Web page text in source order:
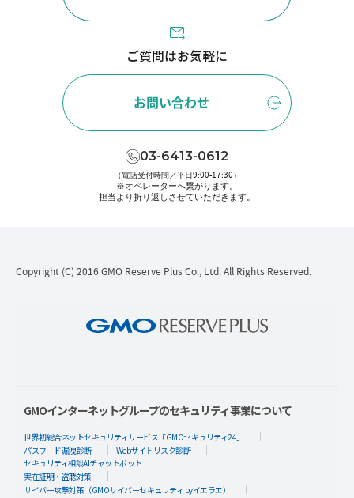
ご質問はお気軽に
お問い合わせ
03-6413-0612
（電話受付時間／平日9:00-17:30）
※オペレーターへ繋がります。
担当より折り返しさせていただきます。
Copyright (C) 2016 GMO Reserve Plus Co., Ltd. All Rights Reserved.
GMOインターネットグループのセキュリティ事業について
世界初総合ネットセキュリティサービス「GMOセキュリティ24」
パスワード漏洩診断
Webサイトリスク診断
セキュリティ相談AIチャットボット
実在証明・盗聴対策
サイバー攻撃対策（GMOサイバーセキュリティ byイエラエ）